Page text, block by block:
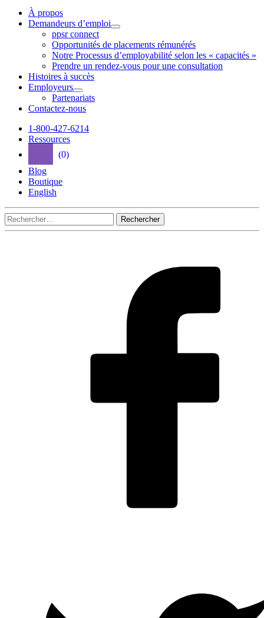
Plus
Réadaptation
inc.
À propos
Demandeurs d’emploi
Ouvrir
le
menu
de
la
ppsr connect
Opportunités de placements rémunérés
Notre Processus d’employabilité selon les « capacités »
Prendre un rendez-vous pour une consultation
Histoires à succès
Employeurs
Ouvrir
le
menu
la
Partenariats
Contactez-nous
1-800-427-6214
Ressources
(0)
Blog
Boutique
English
Rechercher :